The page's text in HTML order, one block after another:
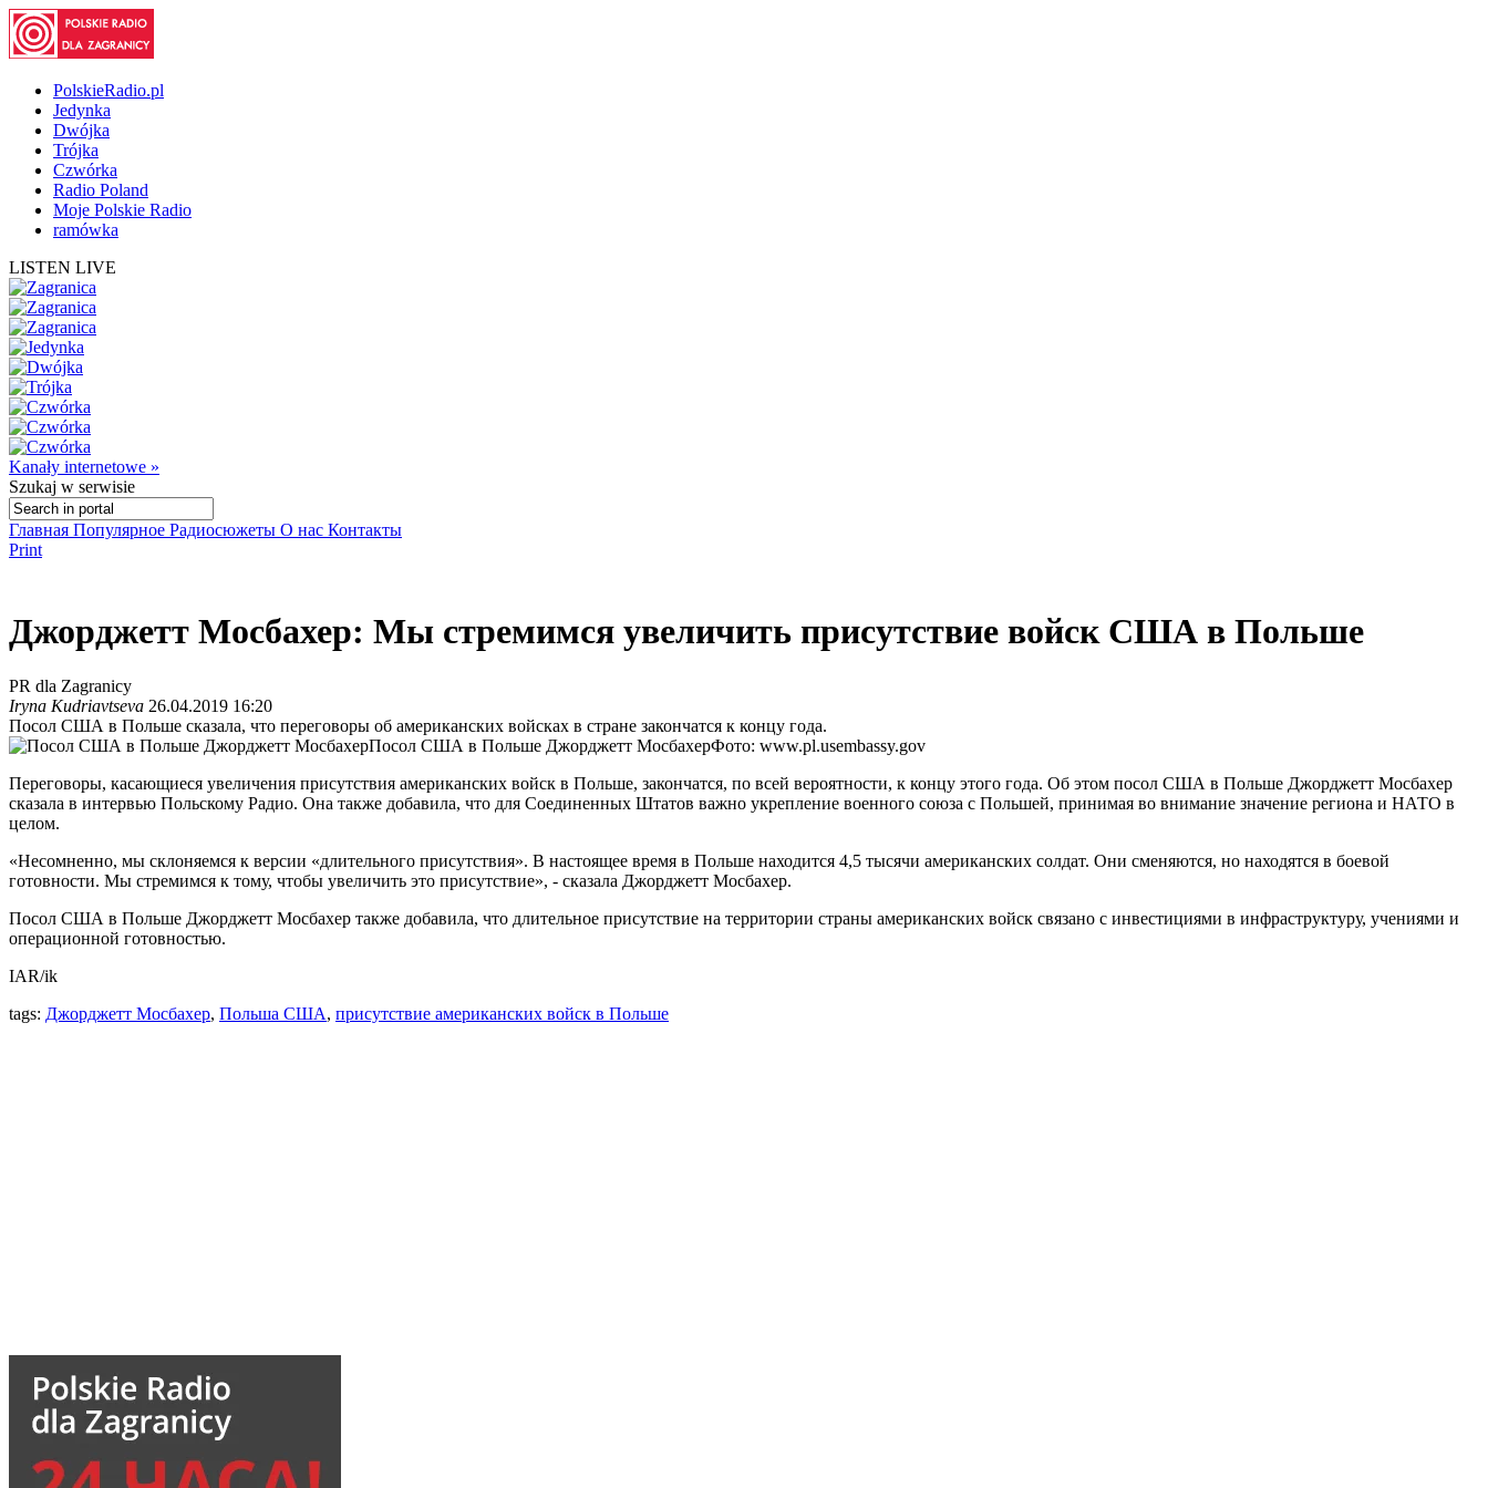
PolskieRadio.pl
Jedynka
Dwójka
Trójka
Czwórka
Radio Poland
Moje Polskie Radio
ramówka
LISTEN LIVE
Kanały internetowe »
Szukaj w serwisie
Главная Популярное Радиосюжеты О нас Контакты
Print
Джорджетт Мосбахер: Мы стремимся увеличить присутствие войск США в Польше
PR dla Zagranicy
Iryna Kudriavtseva 26.04.2019 16:20
Посол США в Польше сказала, что переговоры об американских войсках в стране закончатся к концу года.
Посол США в Польше Джорджетт МосбахерФото: www.pl.usembassy.gov
Переговоры, касающиеся увеличения присутствия американских войск в Польше, закончатся, по всей вероятности, к концу этого года. Об этом посол США в Польше Джорджетт Мосбахер
сказала в интервью Польскому Радио. Она также добавила, что для Соединенных Штатов важно укрепление военного союза с Польшей, принимая во внимание значение региона и НАТО в
целом.
«Несомненно, мы склоняемся к версии «длительного присутствия». В настоящее время в Польше находится 4,5 тысячи американских солдат. Они сменяются, но находятся в боевой
готовности. Мы стремимся к тому, чтобы увеличить это присутствие», - сказала Джорджетт Мосбахер.
Посол США в Польше Джорджетт Мосбахер также добавила, что длительное присутствие на территории страны американских войск связано с инвестициями в инфраструктуру, учениями и
операционной готовностью.
IAR/ik
tags: Джорджетт Мосбахер, Польша США, присутствие американских войск в Польше